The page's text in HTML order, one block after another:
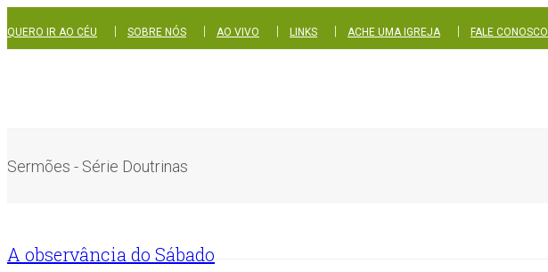
QUERO IR AO CÉU SOBRE NÓS AO VIVO LINKS ACHE UMA IGREJA FALE CONOSCO
Sermões - Série Doutrinas
A observância do Sábado